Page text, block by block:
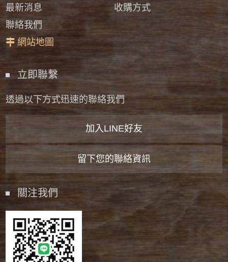
最新消息
收購方式
聯絡我們
網站地圖
立即聯繫
透過以下方式迅速的聯絡我們
加入LINE好友
留下您的聯絡資訊
關注我們